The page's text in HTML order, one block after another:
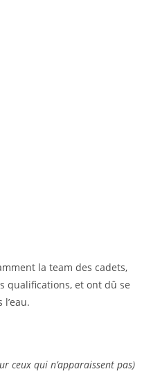
la team des cadets,
qualifications, et ont dû se
ceux qui n’apparaissent pas)